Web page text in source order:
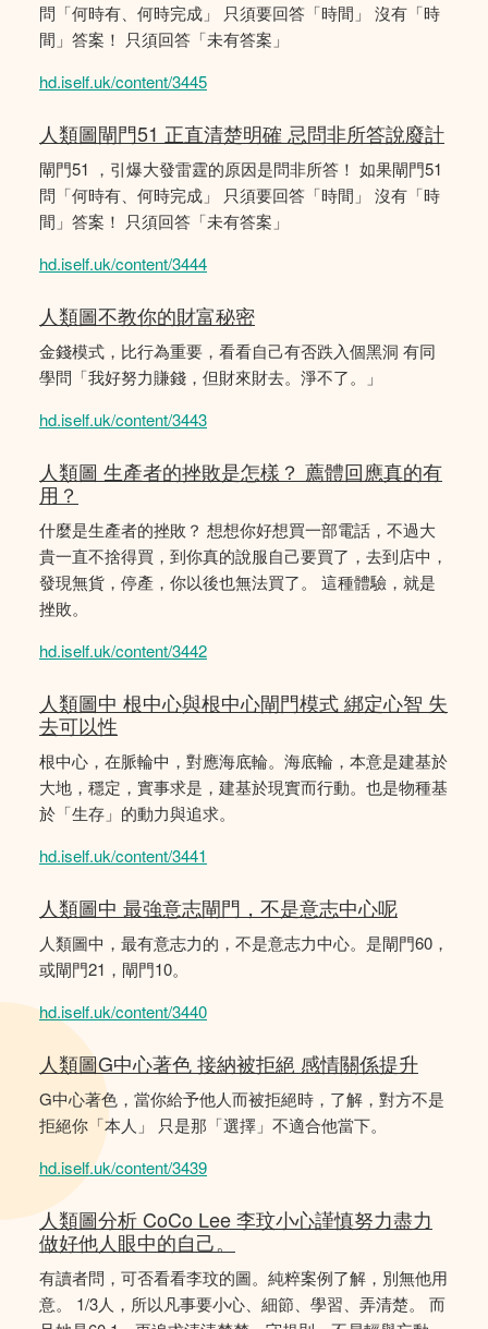
問「何時有、何時完成」 只須要回答「時間」 沒有「時
間」答案！ 只須回答「未有答案」
hd.iself.uk/content/3445
人類圖閘門51 正直清楚明確 忌問非所答說廢計
閘門51 ，引爆大發雷霆的原因是問非所答！ 如果閘門51
問「何時有、何時完成」 只須要回答「時間」 沒有「時
間」答案！ 只須回答「未有答案」
hd.iself.uk/content/3444
人類圖不教你的財富秘密
金錢模式，比行為重要，看看自己有否跌入個黑洞 有同
學問「我好努力賺錢，但財來財去。淨不了。」
hd.iself.uk/content/3443
人類圖 生產者的挫敗是怎樣？ 薦體回應真的有
用？
什麼是生產者的挫敗？ 想想你好想買一部電話，不過大
貴一直不捨得買，到你真的說服自己要買了，去到店中，
發現無貨，停產，你以後也無法買了。 這種體驗，就是
挫敗。
hd.iself.uk/content/3442
人類圖中 根中心與根中心閘門模式 綁定心智 失
去可以性
根中心，在脈輪中，對應海底輪。海底輪，本意是建基於
大地，穩定，實事求是，建基於現實而行動。也是物種基
於「生存」的動力與追求。
hd.iself.uk/content/3441
人類圖中 最強意志閘門，不是意志中心呢
人類圖中，最有意志力的，不是意志力中心。是閘門60，
或閘門21，閘門10。
hd.iself.uk/content/3440
人類圖G中心著色 接納被拒絕 感情關係提升
G中心著色，當你給予他人而被拒絕時，了解，對方不是
拒絕你「本人」 只是那「選擇」不適合他當下。
hd.iself.uk/content/3439
人類圖分析 CoCo Lee 李玟小心謹慎努力盡力
做好他人眼中的自己。
有讀者問，可否看看李玟的圖。純粹案例了解，別無他用
意。 1/3人，所以凡事要小心、細節、學習、弄清楚。 而